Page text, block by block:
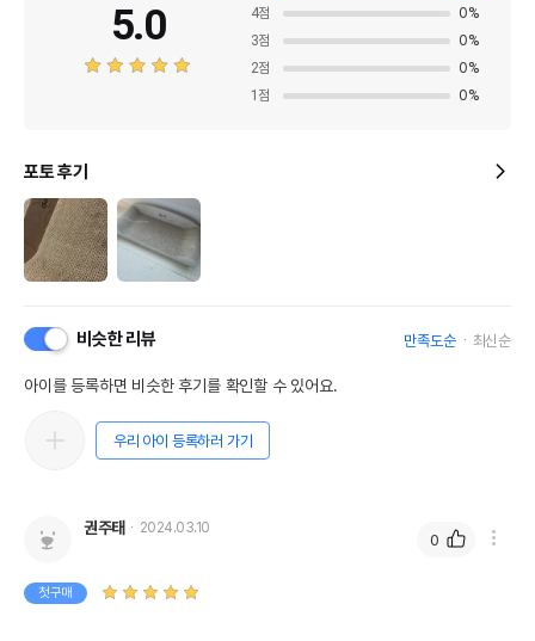
5.0
4점 0%
3점 0%
2점 0%
1 점 0%
포토 후기
비슷한 리뷰 만족도순 최신순
아이를 등록하면 비슷한 후기를 확인할 수 있어요.
우리 아이 등록하러 가기
권주태 2024.03.10
첫구매
0